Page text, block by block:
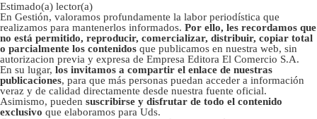
Estimado(a) lector(a)
En Gestión, valoramos profundamente la labor periodística que
realizamos para mantenerlos informados. Por ello, les recordamos que
no está permitido, reproducir, comercializar, distribuir, copiar total
o parcialmente los contenidos que publicamos en nuestra web, sin
autorizacion previa y expresa de Empresa Editora El Comercio S.A.
En su lugar, los invitamos a compartir el enlace de nuestras
publicaciones, para que más personas puedan acceder a información
veraz y de calidad directamente desde nuestra fuente oficial.
Asimismo, pueden suscribirse y disfrutar de todo el contenido
exclusivo que elaboramos para Uds.